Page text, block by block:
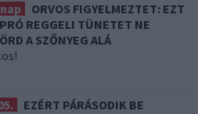
ORVOS FIGYELMEZTET: EZT
REGGELI TÜNETET NE
A SZŐNYEG ALÁ
EZÉRT PÁRÁSODIK BE